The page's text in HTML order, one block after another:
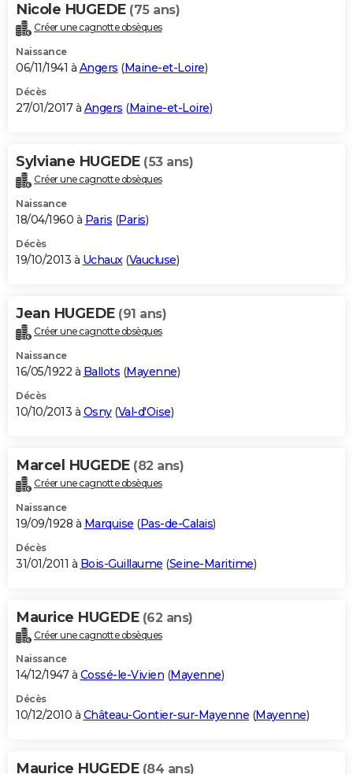
Nicole HUGEDE (75 ans)
Créer une cagnotte obsèques
Naissance
06/11/1941 à Angers (Maine-et-Loire)
Décès
27/01/2017 à Angers (Maine-et-Loire)
Sylviane HUGEDE (53 ans)
Créer une cagnotte obsèques
Naissance
18/04/1960 à Paris (Paris)
Décès
19/10/2013 à Uchaux(Vaucluse)
Jean HUGEDE (91 ans)
Créer une cagnotte obsèques
Naissance
16/05/1922 à Ballots (Mayenne)
Décès
10/10/2013 à Osny(Val-d'Oise)
Marcel HUGEDE (82 ans)
Créer une cagnotte obsèques
Naissance
19/09/1928 à Marquise (Pas-de-Calais)
Décès
31/01/2011 à Bois-Guillaume (Seine-Maritime)
Maurice HUGEDE (62 ans)
Créer une cagnotte obsèques
Naissance
14/12/1947 à Cossé-le-Vivien (Mayenne)
Décès
10/12/2010 à Château-Gontier-sur-Mayenne (Mayenne)
Maurice HUGEDE (84 ans)